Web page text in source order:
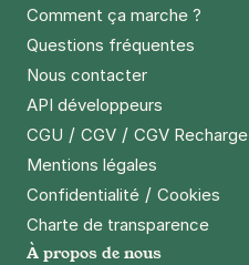
Comment ça marche ?
Questions fréquentes
Nous contacter
API développeurs
CGU / CGV / CGV Recharge
Mentions légales
Confidentialité / Cookies
Charte de transparence
À propos de nous